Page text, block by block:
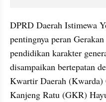
DPRD Daerah Istimewa
pentingnya peran
pendidikan karakter
disampaikan bertepatan
Kwartir Daerah
Kanjeng Ratu (GKR)